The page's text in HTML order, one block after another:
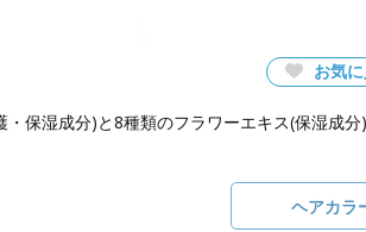
お気
保湿成分)と8種類のフラワーエキス(保湿成
ヘアカラ